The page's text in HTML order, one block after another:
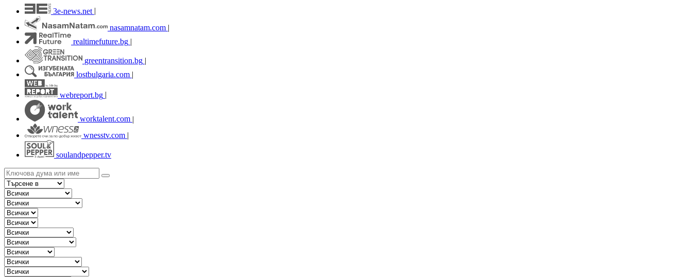
3e-news.net
nasamnatam.com |
realtimefuture.bg |
greentransition.bg |
lostbulgaria.com |
webreport.bg
worktalent.com |
wnesstv.com |
soulandpepper.tv